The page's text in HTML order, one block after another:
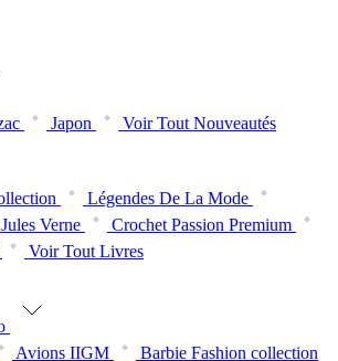
Japon Voir Tout Nouveautés
Légendes De La Mode
Jules Verne
Crochet Passion Premium
Voir Tout Livres
Avions IIGM
Barbie Fashion collection